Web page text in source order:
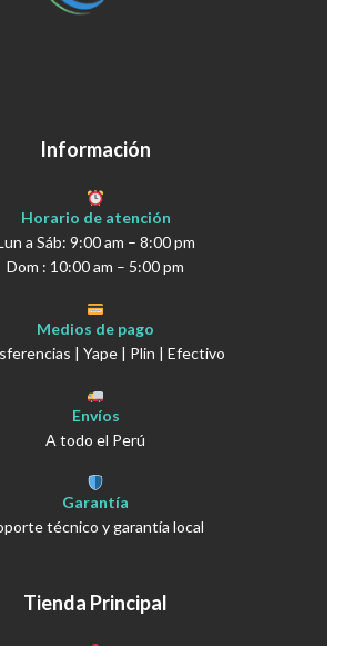
Información
Horario de atención
a Sáb: 9:00 am – 8:00 pm
Dom : 10:00 am – 5:00 pm
Medios de pago
| Yape | Plin | Efectivo
Envíos
A todo el Perú
Garantía
técnico y garantía local
Tienda Principal